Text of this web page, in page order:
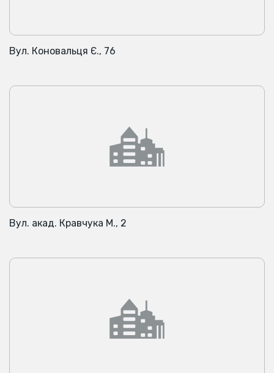
Вул. Коновальця Є., 76
Вул. акад. Кравчука М., 2